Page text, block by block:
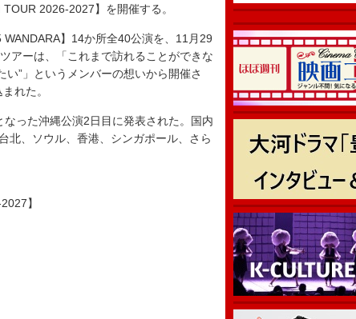
2026-2027】を開催する。
】14か所全40公演を、11月29
アーは、「これまで訪れることができな
”」というメンバーの想いから開催さ
れた。
った沖縄公演2日目に発表された。国内
北、ソウル、香港、シンガポール、さら
】